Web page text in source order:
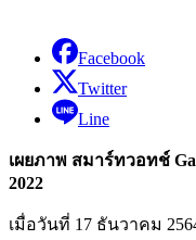
Facebook
Twitter
Line
เผยภาพ สมาร์ทวอทช์
2022
เมื่อวันที่ 17 ธันวาคม